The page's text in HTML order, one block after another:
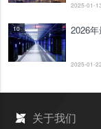
2025-01-13
10 2026
2025-01-22
关于我们